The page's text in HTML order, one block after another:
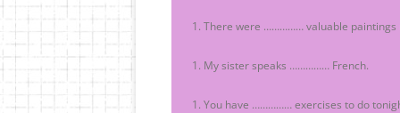
There were …………… valuable paintings
My sister speaks …………… French.
You have …………… exercises to do